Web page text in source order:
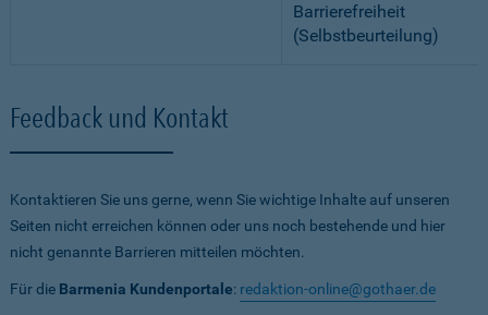
Barrierefreiheit
(Selbstbeurteilung)
Feedback und Kontakt
Kontaktieren Sie uns gerne, wenn Sie wichtige Inhalte auf unseren
Seiten nicht erreichen können oder uns noch bestehende und hier
nicht genannte Barrieren mitteilen möchten.
Für die Barmenia Kundenportale: redaktion-online@gothaer.de